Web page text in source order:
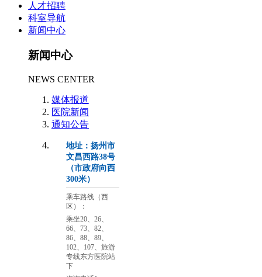
人才招聘
科室导航
新闻中心
新闻中心
NEWS CENTER
媒体报道
医院新闻
通知公告
地址：扬州市
文昌西路38号
（市政府向西
300米）
乘车路线（西
区）：
乘坐20、26、
66、73、82、
86、88、89、
102、107、旅游
专线东方医院站
下